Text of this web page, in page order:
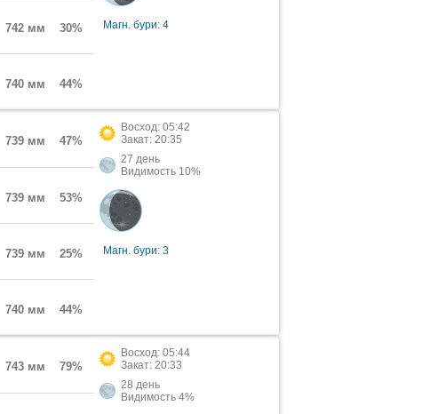
742 мм 30%
740 мм 44%
Магн. бури: 4
739 мм 47%
739 мм 53%
739 мм 25%
740 мм 44%
Восход: 05:42
Закат: 20:35
27 день
Видимость 10%
Магн. бури: 3
743 мм 79%
Восход: 05:44
Закат: 20:33
28 день
Видимость 4%